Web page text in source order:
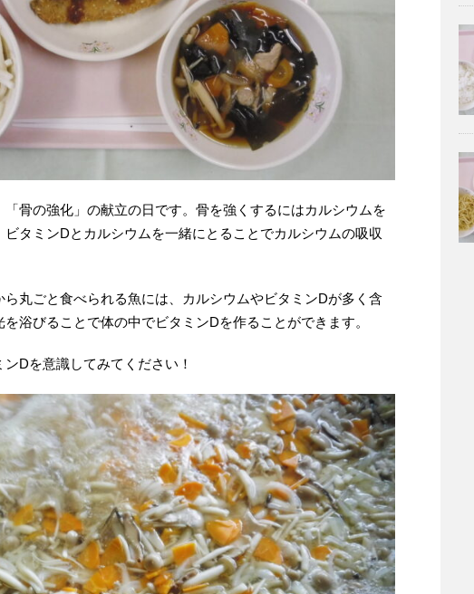
骨の強化」の献立の日です。骨を強くするにはカルシウムを
タミンDとカルシウムを一緒にとることでカルシウムの吸収
丸ごと食べられる魚には、カルシウムやビタミンDが多く含
浴びることで体の中でビタミンDを作ることができます。
Dを意識してみてください！